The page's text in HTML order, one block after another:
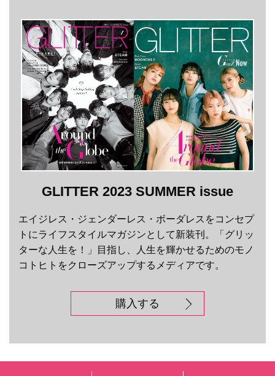
GLITTER 2023 SUMMER issue
エイジレス・ジェンダーレス・ボーダレスをコンセプ
トにライフスタイルマガジンとして新装刊。「グリッ
ターな人生を！」目指し、人生を輝かせるためのモノ
コトヒトをクローズアップするメディアです。
購入する